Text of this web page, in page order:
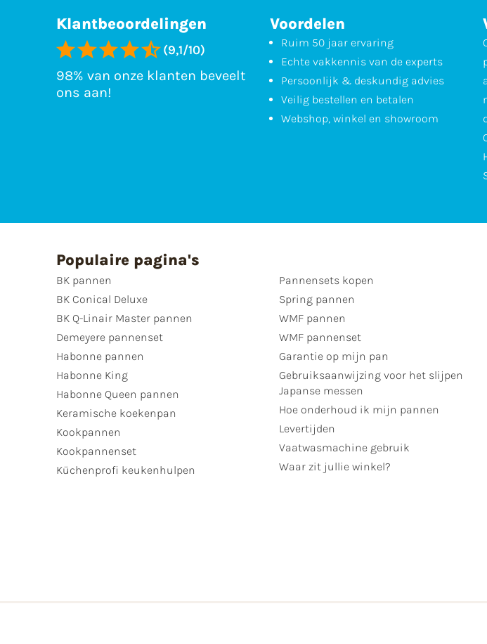
Klantbeoordelingen
(9,1/10)
98% van onze klanten beveelt
ons aan!
Voordelen
Ruim 50 jaar ervaring
Echte vakkennis van de experts
Persoonlijk & deskundig advies
Veilig bestellen en betalen
Webshop, winkel en showroom
Populaire pagina's
BK pannen
BK Conical Deluxe
BK Q-Linair Master pannen
Demeyere pannenset
Habonne pannen
Habonne King
Habonne Queen pannen
Keramische koekenpan
Kookpannen
Kookpannenset
Küchenprofi keukenhulpen
Pannensets kopen
Spring pannen
WMF pannen
WMF pannenset
Garantie op mijn pan
Gebruiksaanwijzing voor het slijpen
Japanse messen
Hoe onderhoud ik mijn pannen
Levertijden
Vaatwasmachine gebruik
Waar zit jullie winkel?